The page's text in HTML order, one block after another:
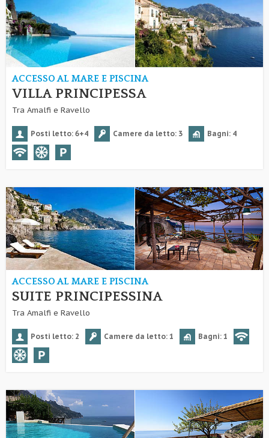
ACCESSO AL MARE E PISCINA
VILLA PRINCIPESSA
Tra Amalfi e Ravello
Posti letto: 6+4 Camere da letto: 3 Bagni: 4
ACCESSO AL MARE E PISCINA
SUITE PRINCIPESSINA
Tra Amalfi e Ravello
Posti letto: 2 Camere da letto: 1 Bagni: 1